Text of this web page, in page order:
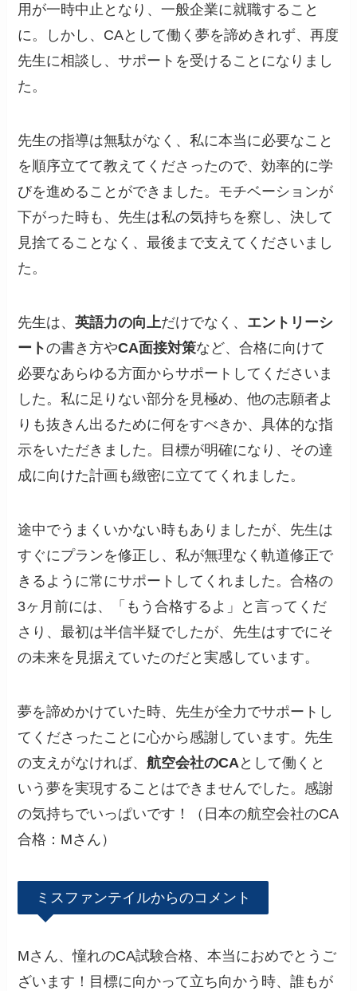
用が一時中止となり、一般企業に就職すること
に。しかし、CAとして働く夢を諦めきれず、再度
先生に相談し、サポートを受けることになりまし
た。
先生の指導は無駄がなく、私に本当に必要なこと
を順序立てて教えてくださったので、効率的に学
びを進めることができました。モチベーションが
下がった時も、先生は私の気持ちを察し、決して
見捨てることなく、最後まで支えてくださいまし
た。
先生は、英語力の向上だけでなく、 エントリーシ
ートの書き方やCA面接対策など、合格に向けて
必要なあらゆる方面からサポートしてくださいま
した。私に足りない部分を見極め、他の志願者よ
りも抜きん出るために何をすべきか、具体的な指
示をいただきました。目標が明確になり、その達
成に向けた計画も緻密に立ててくれました。
途中でうまくいかない時もありましたが、先生は
すぐにプランを修正し、私が無理なく軌道修正で
きるように常にサポートしてくれました。合格の
3ヶ月前には、「もう合格するよ」と言ってくだ
さり、最初は半信半疑でしたが、先生はすでにそ
の未来を見据えていたのだと実感しています。
夢を諦めかけていた時、先生が全力でサポートし
てくださったことに心から感謝しています。先生
の支えがなければ、航空会社のCA として働くと
いう夢を実現することはできませんでした。感謝
の気持ちでいっぱいです！（日本の航空会社のCA
合格：Mさん）
ミスファンテイルからのコメント
Mさん、憧れのCA試験合格、本当におめでとうご
ざいます！目標に向かって立ち向かう時、誰もが